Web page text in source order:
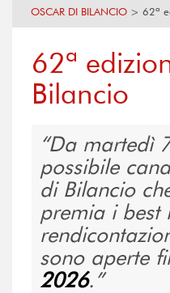
OSCAR DI BILANCIO > 62ª
62ª
Bilancio
Da martedì
possibile
di Bilancio
premia i best
sono aperte
2026.